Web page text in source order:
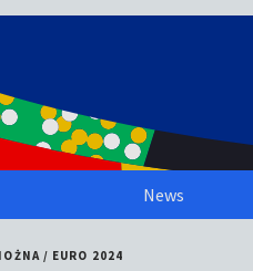
News
/ EURO 2024